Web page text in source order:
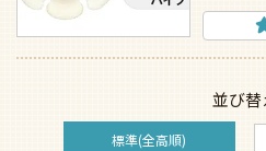
並び替
標準(全高順)